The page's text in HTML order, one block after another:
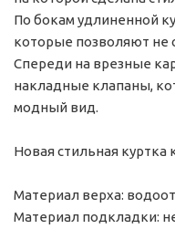
По бокам удлиненной
которые позволяют не
Спереди на врезные
накладные клапаны,
модный вид.
Новая стильная куртка
Материал верха:
Материал подкладки: